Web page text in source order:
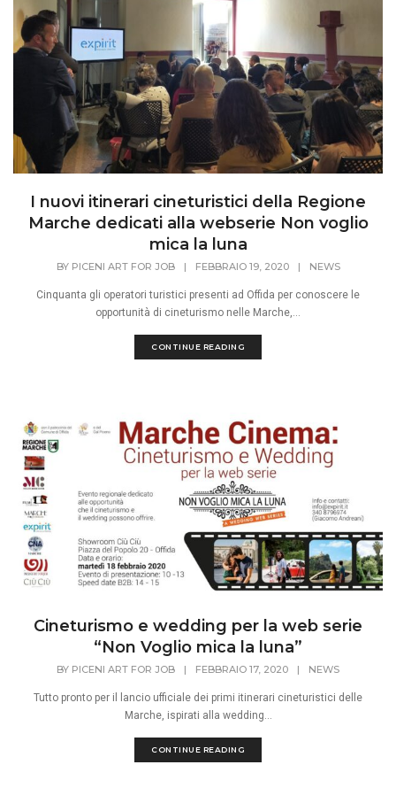
I nuovi itinerari cineturistici della Regione
Marche dedicati alla webserie Non voglio
mica la luna
BY PICENI ART FOR JOB | FEBBRAIO 19, 2020 | NEWS
Cinquanta gli operatori turistici presenti ad Offida per conoscere le
opportunità di cineturismo nelle Marche,...
CONTINUE READING
Cineturismo e wedding per la web serie
“Non Voglio mica la luna”
BY PICENI ART FOR JOB | FEBBRAIO 17, 2020 | NEWS
Tutto pronto per il lancio ufficiale dei primi itinerari cineturistici delle
Marche, ispirati alla wedding...
CONTINUE READING